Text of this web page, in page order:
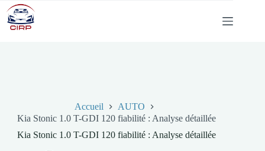
Passer
au
contenu
Accueil
AUTO
Kia Stonic 1.0 T-GDI 120 fiabilité : Analyse détaillée
Kia Stonic 1.0 T-GDI 120 fiabilité : Analyse détaillée